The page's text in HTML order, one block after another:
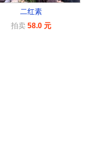
二红素
拍卖 58.0 元